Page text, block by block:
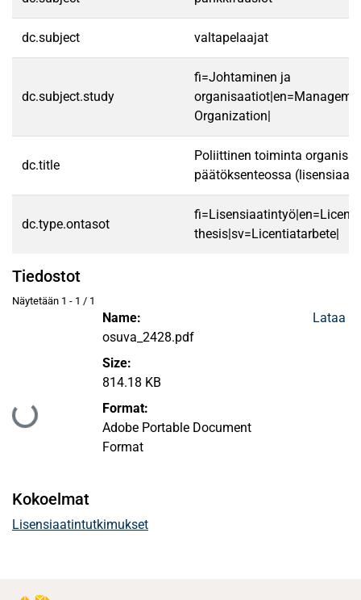
dc.subject valtapelaajat
dc.subject.study
fi=Johtaminen ja
Organization|
dc.title
Poliittinen toiminta
päätöksenteossa
dc.type.ontasot
thesis|sv=Licentiatarbete|
Tiedostot
Näytetään 1 - 1 / 1
Ladataan...
Name:
osuva_2428.pdf
Size:
814.18 KB
Format:
Adobe Portable Document
Format
Lataa
Kokoelmat
Lisensiaatintutkimukset